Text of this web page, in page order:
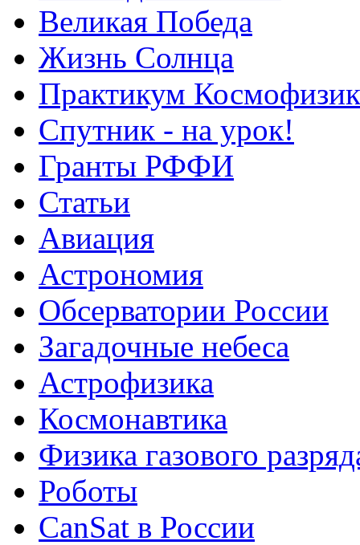
Великая Победа
Жизнь Солнца
Практикум
Спутник - на урок!
Гранты РФФИ
Статьи
Авиация
Астрономия
Обсерватории России
Загадочные небеса
Астрофизика
Космонавтика
Физика газового
Роботы
CanSat в России